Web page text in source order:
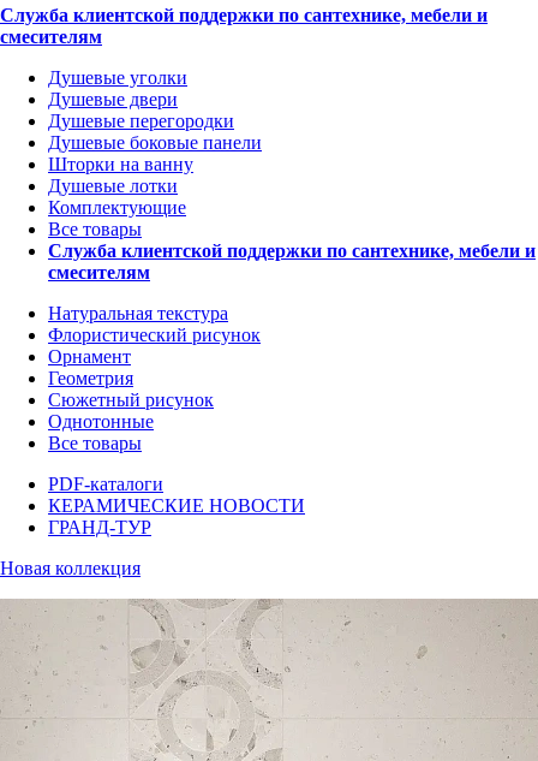
Служба клиентской поддержки по сантехнике, мебели и
смесителям
Душевые уголки
Душевые двери
Душевые перегородки
Душевые боковые панели
Шторки на ванну
Душевые лотки
Комплектующие
Все товары
Служба клиентской поддержки по сантехнике, мебели и
смесителям
Натуральная текстура
Флористический рисунок
Орнамент
Геометрия
Сюжетный рисунок
Однотонные
Все товары
PDF-каталоги
КЕРАМИЧЕСКИЕ НОВОСТИ
ГРАНД-ТУР
Новая коллекция